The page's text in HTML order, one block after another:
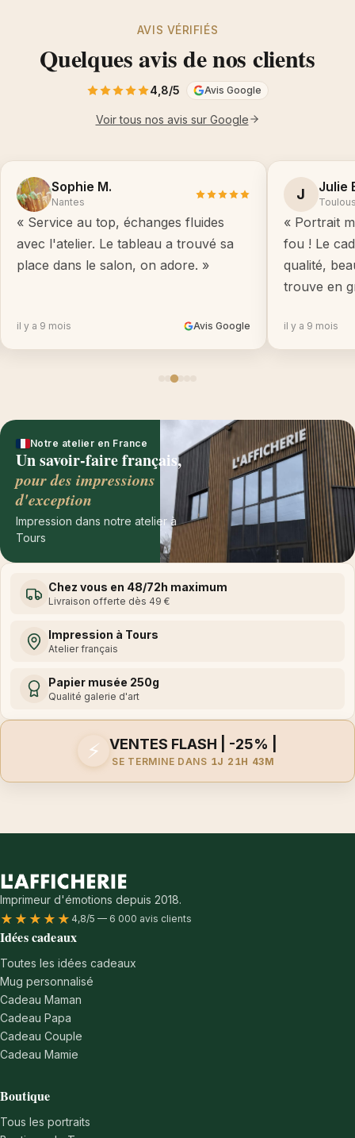
AVIS VÉRIFIÉS
Quelques avis de nos clients
4,8/5 Avis Google
Voir tous nos avis sur Google
Sophie M.
Nantes
« Service au top, échanges fluides
avec l'atelier. Le tableau a trouvé sa
place dans le salon, on adore. »
il y a 9 mois Avis Google
J Julie
« Portrait
fou ! Le
qualité,
trouve en
il y a 9 mois
Notre atelier en France
Un savoir-faire français,
pour des impressions
d'exception
Impression dans notre atelier à
Tours
Chez vous en 48/72h maximum
Livraison offerte dès 49 €
Impression à Tours
Atelier français
Papier musée 250g
Qualité galerie d'art
⚡ VENTES FLASH | -25% |
SE TERMINE DANS 1J 21H 43M
Imprimeur d'émotions depuis 2018.
★★★★★ 4,8/5 — 6 000 avis clients
Idées cadeaux
Toutes les idées cadeaux
Mug personnalisé
Cadeau Maman
Cadeau Papa
Cadeau Couple
Cadeau Mamie
Boutique
Tous les portraits